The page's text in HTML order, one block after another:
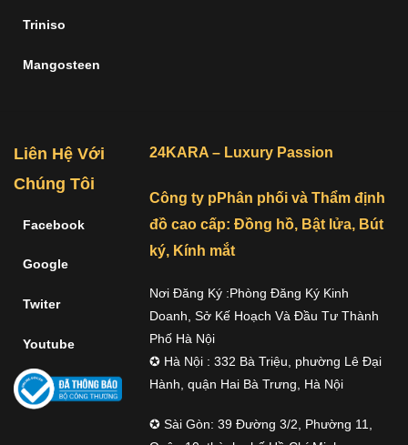
Triniso
Mangosteen
Liên Hệ Với
Chúng Tôi
Facebook
Google
Twiter
Youtube
24KARA – Luxury Passion
Công ty pPhân phối và Thẩm định
đồ cao cấp: Đồng hồ, Bật lửa, Bút
ký, Kính mắt
Nơi Đăng Ký :Phòng Đăng Ký Kinh
Doanh, Sở Kế Hoạch Và Đầu Tư Thành
Phố Hà Nội
✪ Hà Nội : 332 Bà Triệu, phường Lê Đại
Hành, quận Hai Bà Trưng, Hà Nội
✪ Sài Gòn: 39 Đường 3/2, Phường 11,